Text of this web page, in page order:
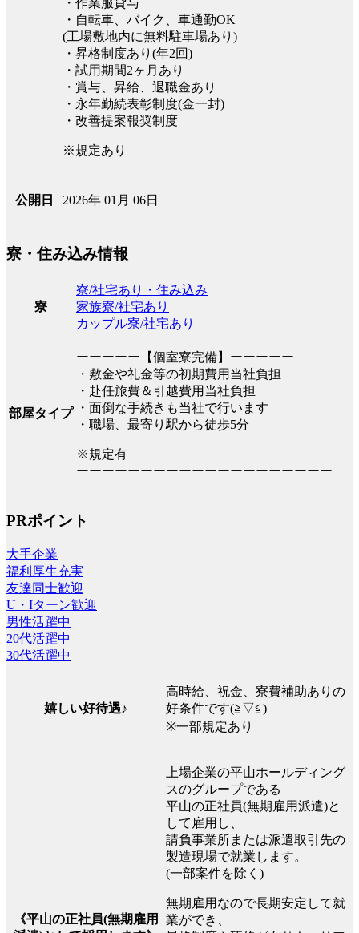
・自転車、バイク、車通勤OK
(工場敷地内に無料駐車場あり)
・昇格制度あり(年2回)
・試用期間2ヶ月あり
・賞与、昇給、退職金あり
・永年勤続表彰制度(金一封)
・改善提案報奨制度
※規定あり
公開日 2026年 01月 06日
寮・住み込み情報
寮
寮/社宅あり・住み込み
家族寮/社宅あり
カップル寮/社宅あり
部屋タイプ
ーーーーー【個室寮完備】ーーーーー
・敷金や礼金等の初期費用当社負担
・赴任旅費＆引越費用当社負担
・面倒な手続きも当社で行います
・職場、最寄り駅から徒歩5分
※規定有
ーーーーーーーーーーーーーーーーーーーー
PRポイント
大手企業
福利厚生充実
友達同士歓迎
U・Iターン歓迎
男性活躍中
20代活躍中
30代活躍中
嬉しい好待遇♪
高時給、祝金、寮費補助ありの
好条件です(≧▽≦)
※一部規定あり
《平山の正社員(無期雇用
上場企業の平山ホールディング
スのグループである
平山の正社員(無期雇用派遣)と
して雇用し、
請負事業所または派遣取引先の
製造現場で就業します。
(一部案件を除く)
無期雇用なので長期安定して就
業ができ、